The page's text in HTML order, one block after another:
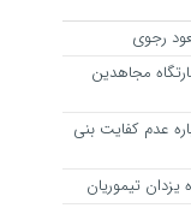
رجوی
مجاهدین
عدم كفایت بنی
تیموریان